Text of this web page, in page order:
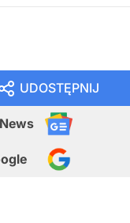
UDOSTĘPNIJ